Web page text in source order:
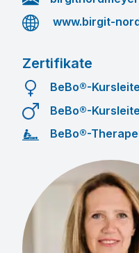
www.birgit-
Zertifikate
BeBo®-
BeBo®-
BeBo®-